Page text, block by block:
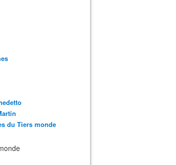
du Tiers monde